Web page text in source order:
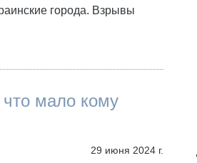
города. Взрывы
мало кому
29 июня 2024 г.